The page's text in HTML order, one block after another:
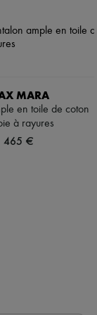
MARA
en toile de coton
à rayures
465 €